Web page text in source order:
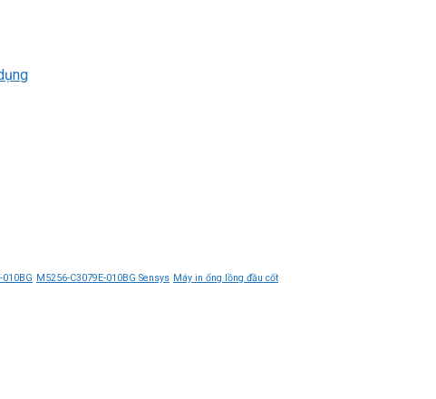
010BG M5256-C3079E-010BG Sensys Máy in ống lồng đầu cốt